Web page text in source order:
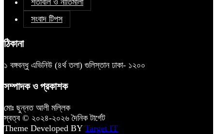
সংবাদ টিপস
ঠিকানা
১ বঙ্গবন্ধু এভিনিউ (৪র্থ তলা) গুলিস্তান ঢাকা- ১২০০
সম্পাদক ও প্রকাশক
মোঃ ছুন্নত আলী মল্লিক
স্বত্ব © ২০২৪-২০২৬ দৈনিক টার্গেট
Theme Developed BY Target IT